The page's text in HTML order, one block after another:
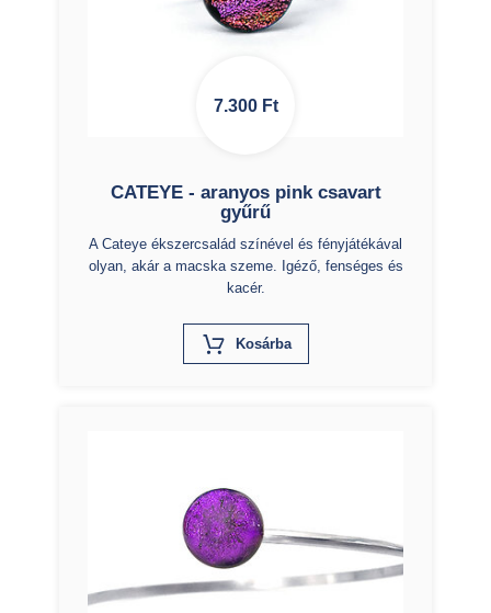
7.300Ft
CATEYE - aranyos pink csavart
gyűrű
A Cateye ékszercsalád színével és fényjátékával
olyan, akár a macska szeme. Igéző, fenséges és
kacér.
KosárbaX